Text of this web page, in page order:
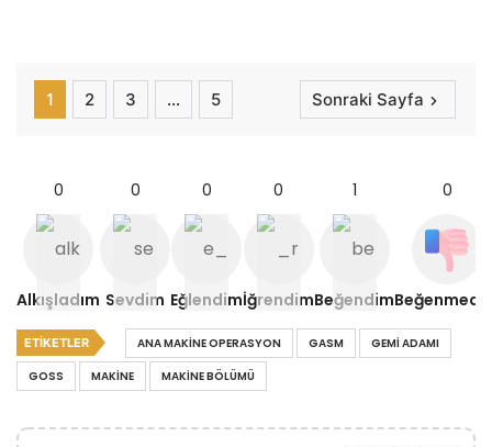
1 2 3 … 5 Sonraki Sayfa
0
Alkışladım
0
Sevdim
0
Eğlendim
0
İğrendim
1
Beğendim
0
ETIKETLER ANA MAKINE OPERASYON GASM
GEMI ADAMI
GOSS
MAKINE MAKINE BÖLÜMÜ